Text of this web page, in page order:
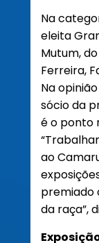
Na
eleita
Mutum,
Ferreira,
Na
sócio da
é o ponto
ao
premiado
da raça”,